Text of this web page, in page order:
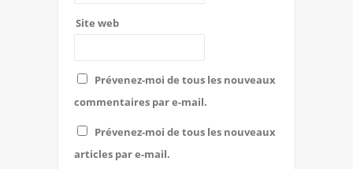
Site web
Prévenez-moi de tous les nouveaux
commentaires par e-mail.
Prévenez-moi de tous les nouveaux
articles par e-mail.